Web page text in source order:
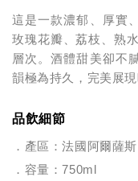
這是一款濃郁、厚實
玫瑰花瓣、荔枝、熟
層次。酒體甜美卻不
韻極為持久，完美展
品飲細節
．產區：法國阿爾薩斯
．容量：750ml